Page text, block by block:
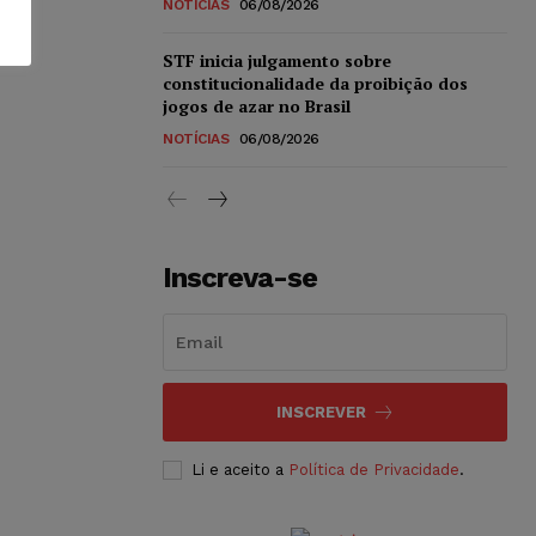
NOTÍCIAS 06/08/2026
STF inicia julgamento sobre
constitucionalidade da proibição dos
jogos de azar no Brasil
NOTÍCIAS 06/08/2026
Inscreva-se
INSCREVER
Li e aceito a Política de Privacidade.